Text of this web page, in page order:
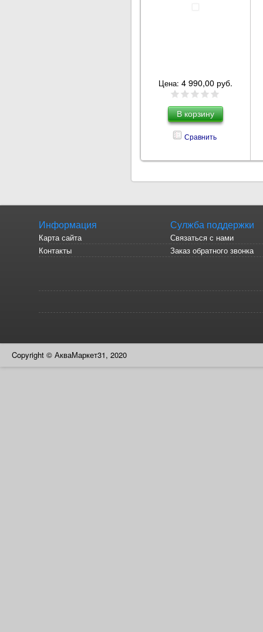
Цена: 4 990,00 руб.
Сравнить
Информация
Карта сайта
Контакты
Сулжба поддержки
Связаться с нами
Заказ обратного звонка
Copyright © АкваМаркет31, 2020